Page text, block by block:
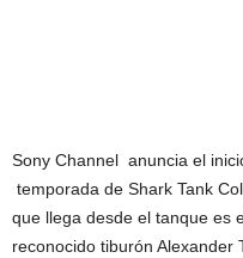
Sony Channel anuncia el
temporada de Shark Tank
que llega desde el tanque es
reconocido tiburón Alexander